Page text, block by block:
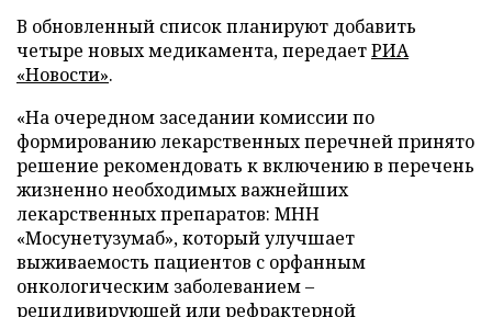
В обновленный список планируют добавить
четыре новых медикамента, передаетРИА
«Новости».
«На очередном заседании комиссии по
формированию лекарственных перечней принято
решение рекомендовать к включению в перечень
жизненно необходимых важнейших
лекарственных препаратов: МНН
«Мосунетузумаб», который улучшает
выживаемость пациентов с орфанным
онкологическим заболеванием –
рецидивирующей или рефрактерной